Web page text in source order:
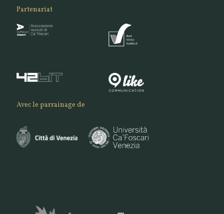
Partenariat
Avec le parrainage de